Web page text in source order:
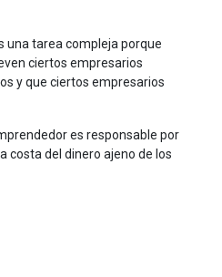
una tarea compleja porque
ciertos empresarios
y que ciertos empresarios
es responsable por
costa del dinero ajeno de los